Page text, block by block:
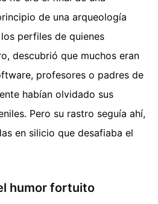
de una arqueología
perfiles de quienes
descubrió que muchos eran
profesores o padres de
habían olvidado sus
Pero su rastro seguía ahí,
en silicio que desafiaba el
humor fortuito